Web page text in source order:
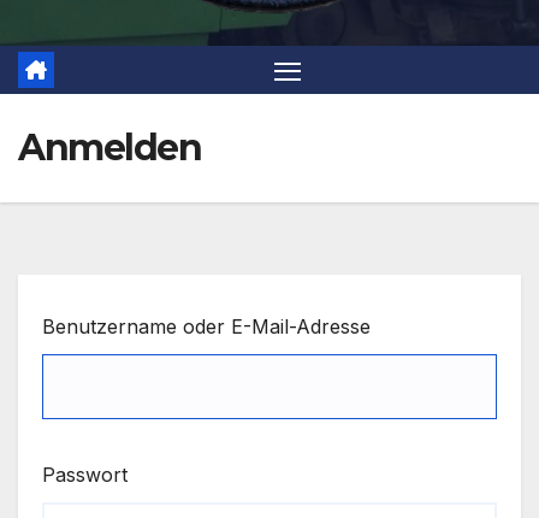
Anmelden
Benutzername oder E-Mail-Adresse
Passwort